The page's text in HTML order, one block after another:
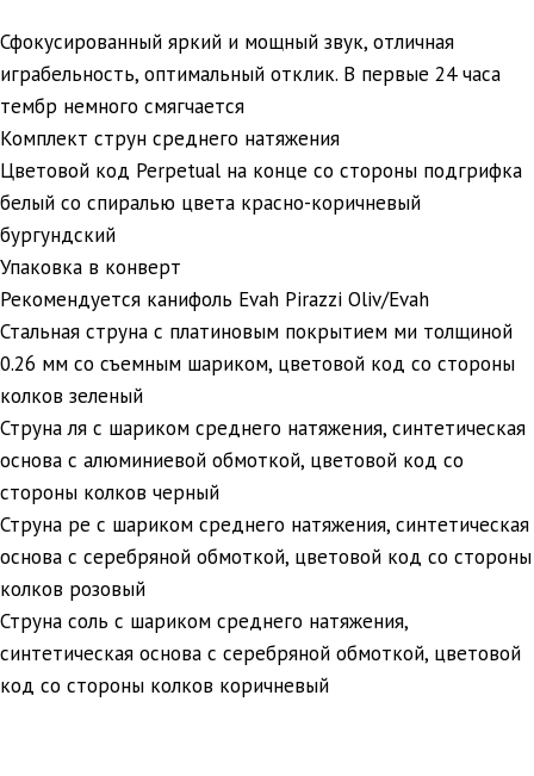
Сфокусированный яркий и мощный звук, отличная
играбельность, оптимальный отклик. В первые 24 часа
тембр немного смягчается
Комплект струн среднего натяжения
Цветовой код Perpetual на конце со стороны подгрифка
белый со спиралью цвета красно-коричневый
бургундский
Упаковка в конверт
Рекомендуется канифоль Evah Pirazzi Oliv/Evah
Стальная струна с платиновым покрытием ми толщиной
0.26 мм со съемным шариком, цветовой код со стороны
колков зеленый
Струна ля с шариком среднего натяжения, синтетическая
основа с алюминиевой обмоткой, цветовой код со
стороны колков черный
Струна ре с шариком среднего натяжения, синтетическая
основа с серебряной обмоткой, цветовой код со стороны
колков розовый
Струна соль с шариком среднего натяжения,
синтетическая основа с серебряной обмоткой, цветовой
код со стороны колков коричневый